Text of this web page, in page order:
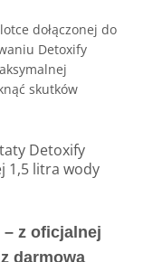
dołączonej do
Detoxify
skutków
Detoxify
1,5 litra wody
– z oficjalnej
darmową